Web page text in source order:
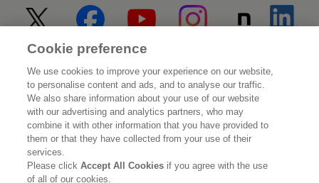
Home 花王について
サステナビリティ イノベーション
ブランド 投資家情報
ニュースルーム 採用情報
Cookie preference
We use cookies to improve your experience on our website,
to personalise content and ads, and to analyse our traffic.
We also share information about your use of our website
with our advertising and analytics partners, who may
combine it with other information that you have provided to
them or that they have collected from your use of their
services.
Please clickAccept All Cookies if you agree with the use
of all of our cookies.